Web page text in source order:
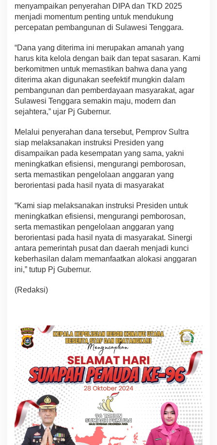
menyampaikan penyerahan DIPA dan TKD 2025
menjadi momentum penting untuk mendukung
percepatan pembangunan di Sulawesi Tenggara.
“Dana yang diterima ini merupakan amanah yang
harus kita kelola dengan baik dan tepat sasaran. Kami
berkomitmen untuk memastikan bahwa dana yang
diterima akan digunakan seefektif mungkin dalam
pembangunan dan pemberdayaan masyarakat, agar
Sulawesi Tenggara semakin maju, modern dan
sejahtera,” ujar Pj Gubernur.
Melalui penyerahan dana tersebut, Pemprov Sultra
siap melaksanakan instruksi Presiden yang
disampaikan pada kesempatan yang sama, yakni
meningkatkan efisiensi, mengurangi pemborosan,
serta memastikan pengelolaan anggaran yang
berorientasi pada hasil nyata di masyarakat
“Kami siap melaksanakan instruksi Presiden untuk
meningkatkan efisiensi, mengurangi pemborosan,
serta memastikan pengelolaan anggaran yang
berorientasi pada hasil nyata di masyarakat. Sinergi
antara pemerintah pusat dan daerah menjadi kunci
keberhasilan dalam memanfaatkan alokasi anggaran
ini,” tutup Pj Gubernur.
(Redaksi)